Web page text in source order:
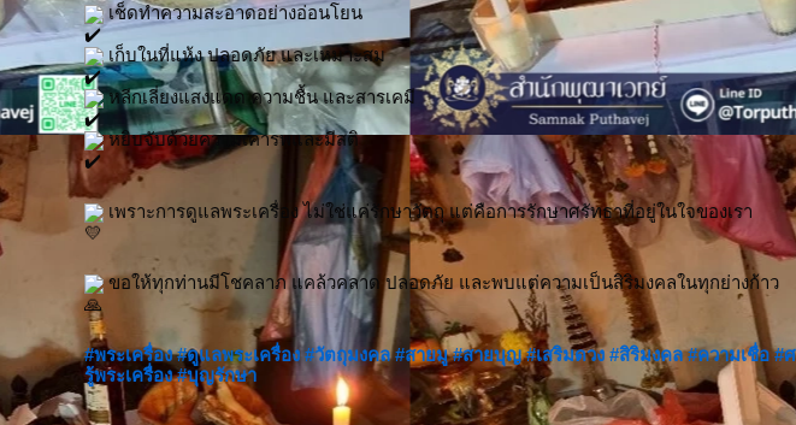
เช็ดทำความสะอาดอย่างอ่อนโยน
เก็บในที่แห้ง ปลอดภัย และเหมาะสม
หลีกเลี่ยงแสงแดด ความชื้น และสารเคมี
หยิบจับด้วยความเคารพและมีสติ
เพราะการดูแลพระเครื่อง ไม่ใช่แค่รักษาวัตถุ แต่คือการรักษาศรัทธาที่อยู่ในใจของเรา
ขอให้ทุกท่านมีโชคลาภ แคล้วคลาด ปลอดภัย และพบแต่ความเป็นสิริมงคลในทุกย่างก้าว
#พระเครื่อง #ดูแลพระเครื่อง #วัตถุมงคล #สายมู #สายบุญ #เสริมดวง #สิริมงคล #ความเชื่อ #
รู้พระเครื่อง #บุญรักษา